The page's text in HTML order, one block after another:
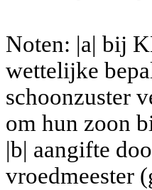
Noten: |a| bij
wettelijke
schoonzuster
om hun zoon
|b| aangifte
vroedmeester